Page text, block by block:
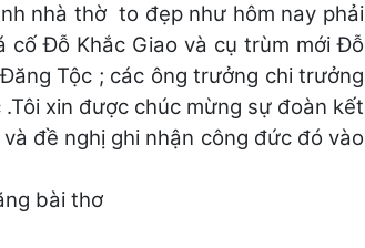
nhà thờ to đẹp như hôm nay phải
Đỗ Khắc Giao và cụ trùm mới Đỗ
Tộc ; các ông trưởng chi trưởng
xin được chúc mừng sự đoàn kết
đề nghị ghi nhận công đức đó vào
bài thơ